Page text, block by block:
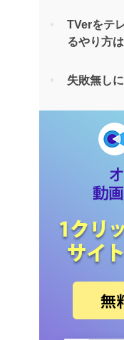
TVerをテ
るやり方
失敗無し